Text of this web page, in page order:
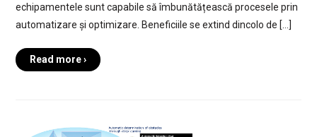
echipamentele sunt capabile să îmbunătățească procesele prin
automatizare și optimizare. Beneficiile se extind dincolo de […]
Read more ›